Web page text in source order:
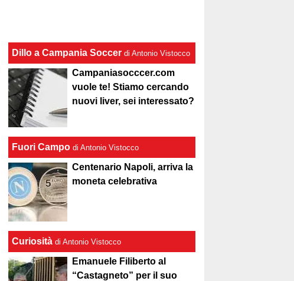
Dillo a Campania Soccer di Antonio Vistocco
Campaniasocccer.com
vuole te! Stiamo cercando
nuovi liver, sei interessato?
Fuori Campo di Antonio Vistocco
Centenario Napoli, arriva la
moneta celebrativa
Curiosità di Antonio Vistocco
Emanuele Filiberto al
“Castagneto” per il suo